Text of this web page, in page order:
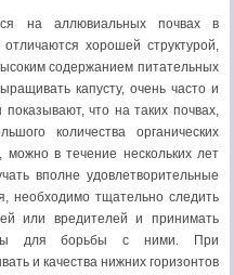
на аллювиальных почвах в
хорошей структурой,
содержанием питательных
капусту, очень часто и
что на таких почвах,
количества органических
в течение нескольких лет
вполне удовлетворительные
необходимо тщательно следить
или вредителей и принимать
для борьбы с ними. При
и качества нижних горизонтов